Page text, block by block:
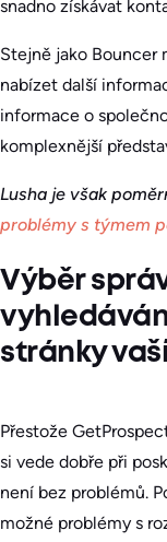
snadno získávat
Stejně jako Bouncer
nabízet další
informace o
komplexnější
Lusha je však
problémy s týmem
Výběr
stránky
Přestože
si vede dobře při
není bez problémů.
možné problémy s